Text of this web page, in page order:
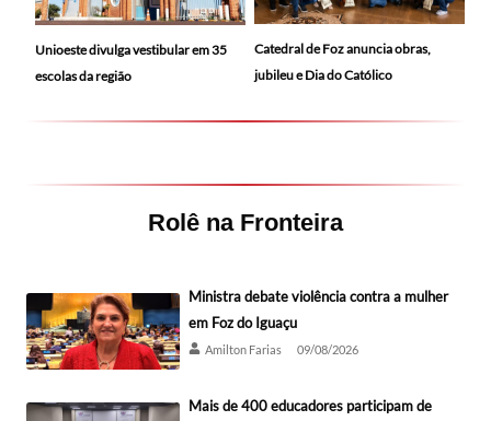
Unioeste divulga vestibular em 35
escolas da região
Catedral de Foz anuncia obras,
jubileu e Dia do Católico
Rolê na Fronteira
Ministra debate violência contra a mulher
em Foz do Iguaçu
Amilton Farias 09/08/2026
Mais de 400 educadores participam de